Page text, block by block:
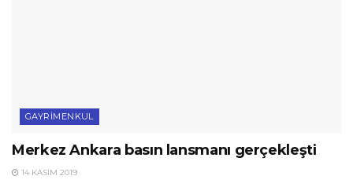
GAYRIMENKUL
Merkez Ankara basın lansmanı gerçekleşti
14 KASIM 2019